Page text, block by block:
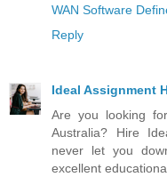
WAN Software
Reply
Ideal Assignment
Are you looking
Australia? Hire
never let you
excellent